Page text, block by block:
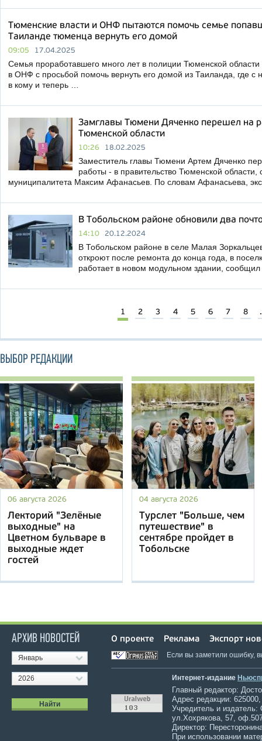
Тюменские власти и ОНФ пытаются помочь семье
Таиланде тюменца вернуть его домой
09:05 17.04.2025
Семья проработавшего много лет в полиции Тюменской
в ОНФ с просьбой помочь вернуть его домой из Таиланда, где с
в кому и теперь …
Замглавы Тюмени Дяченко перешел на
Тюменской области
10:26 18.02.2025
Заместитель главы Тюмени Артем Дяченко
работы - в правительство Тюменской области,
муниципалитета Максим Афанасьев. По словам Афанасьева,
В Тобольском районе обновили два
14:10 20.12.2024
В Тобольском районе в селе Малая
откроют после ремонта до конца года, в
работает в новом модульном здании,
1 2 3 4 5 6 7 8
ВЫБОР РЕДАКЦИИ
06 августа 2026
Лекторий "Зелёные
выходные" на
Цветном бульваре в
выходные ждет
гостей
04 августа 2026
Турслет "Больше, чем
путешествие" в
сентябре пройдет в
Тобольске
АРХИВ НОВОСТЕЙ
Январь
2026
О проекте Реклама Экспорт
Если вы заметили ошибку,
Интернет-издание
Главный редактор:
Адрес редакции:
Учредитель и
ул.Хохрякова, 57,
Директор:
При использовании